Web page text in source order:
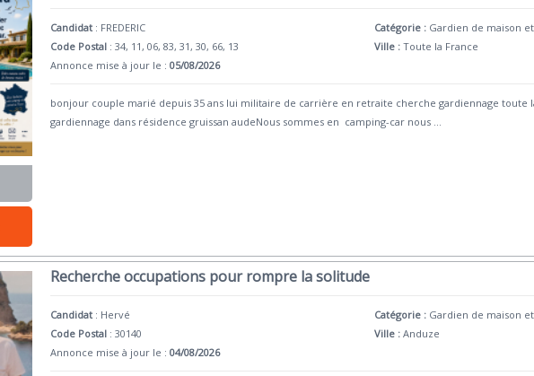
Candidat : FREDERIC
Code Postal : 34, 11, 06, 83, 31, 30, 66, 13
Annonce mise à jour le :05/08/2026
Catégorie : Gardien de maison
Ville : Toute la France
bonjour couple marié depuis 35 ans lui militaire de carrière en retraite cherche gardiennage toute
gardiennage dans résidence gruissan audeNous sommes en camping-car nous
Recherche occupations pour rompre la solitude
Candidat : Hervé
Code Postal : 30140
Annonce mise à jour le :04/08/2026
Catégorie : Gardien de maison
Ville : Anduze